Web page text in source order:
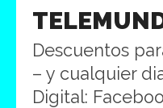
Descuentos
– y cualquier
Digital: